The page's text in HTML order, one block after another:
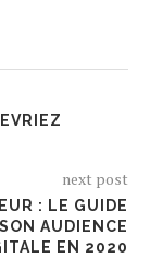
next post
: LE GUIDE
AUDIENCE
EN 2020